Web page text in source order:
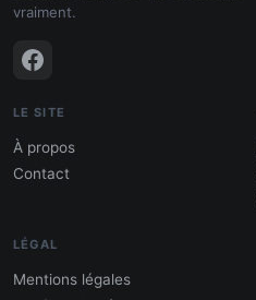
vraiment.
LE SITE
À propos
Contact
LÉGAL
Mentions légales